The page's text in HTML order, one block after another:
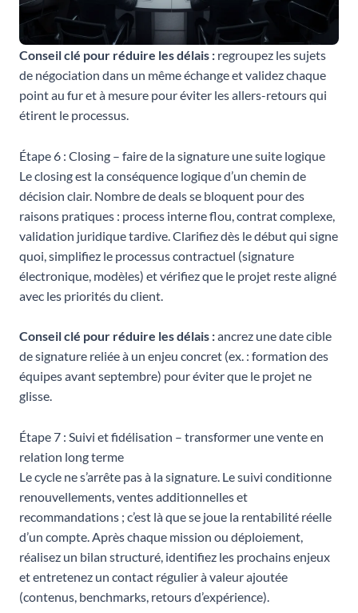
Conseil clé pour réduire les délais : regroupez les sujets
de négociation dans un même échange et validez chaque
point au fur et à mesure pour éviter les allers-retours qui
étirent le processus.
Étape 6 : Closing – faire de la signature une suite logique
Le closing est la conséquence logique d’un chemin de
décision clair. Nombre de deals se bloquent pour des
raisons pratiques : process interne flou, contrat complexe,
validation juridique tardive. Clarifiez dès le début qui signe
quoi, simplifiez le processus contractuel (signature
électronique, modèles) et vérifiez que le projet reste aligné
avec les priorités du client.
Conseil clé pour réduire les délais :ancrez une date cible
de signature reliée à un enjeu concret (ex. : formation des
équipes avant septembre) pour éviter que le projet ne
glisse.
Étape 7 : Suivi et fidélisation – transformer une vente en
relation long terme
Le cycle ne s’arrête pas à la signature. Le suivi conditionne
renouvellements, ventes additionnelles et
recommandations ; c’est là que se joue la rentabilité réelle
d’un compte. Après chaque mission ou déploiement,
réalisez un bilan structuré, identifiez les prochains enjeux
et entretenez un contact régulier à valeur ajoutée
(contenus, benchmarks, retours d’expérience).